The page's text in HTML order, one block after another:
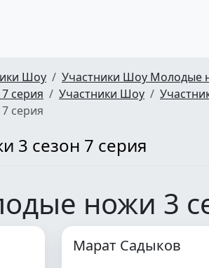
Шоу Участники Шоу Молодые
серия
Участники Шоу
серия
3 сезон 7 серия
ножи 3
Марат Садыков